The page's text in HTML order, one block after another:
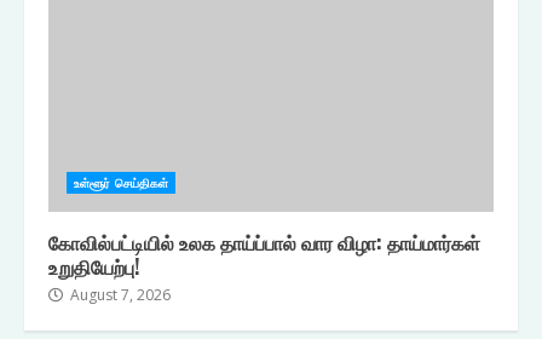
உள்ளூர் செய்திகள்
கோவில்பட்டியில் உலக தாய்ப்பால் வார விழா: தாய்மார்கள்
உறுதியேற்பு!
August 7, 2026